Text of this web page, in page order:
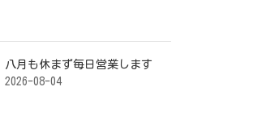
八月も休まず毎日営業します️ ⁡
2026-08-04